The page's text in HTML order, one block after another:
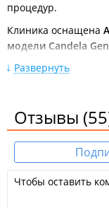
процедур.
Клиника оснащена
модели Candela
высокую
мм.;
мгновенное
после
Как показывают
лазер является
волос, удаляя от
Развернуть
Отзывы
Чтобы оставить